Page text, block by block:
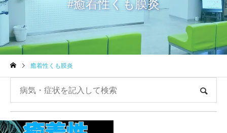
#癒着性くも膜炎
癒着性くも膜炎